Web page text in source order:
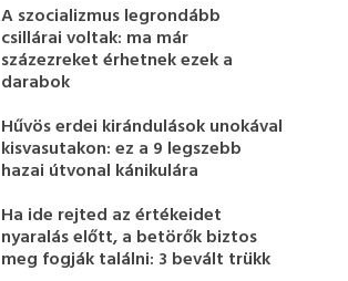
A szocializmus legrondább
csillárai voltak: ma már
százezreket érhetnek ezek a
darabok
Hűvös erdei kirándulások unokával
kisvasutakon: ez a 9 legszebb
hazai útvonal kánikulára
Ha ide rejted az értékeidet
nyaralás előtt, a betörők biztos
meg fogják találni: 3 bevált trükk